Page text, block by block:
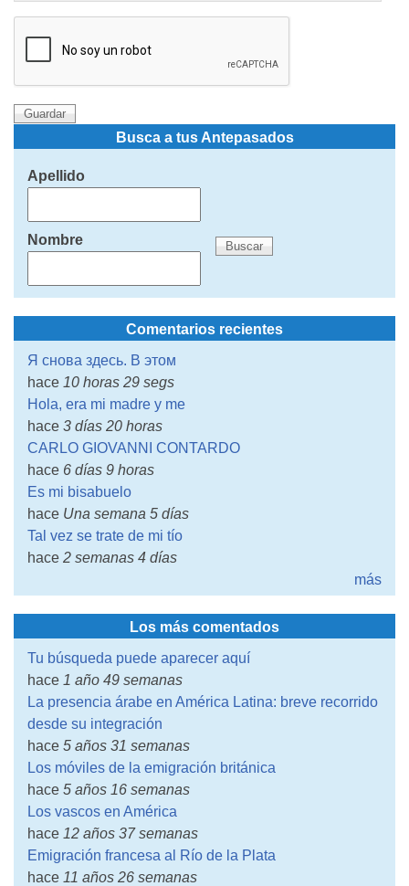
Busca a tus Antepasados
Apellido
Nombre
Comentarios recientes
Я снова здесь. В этом
hace 10 horas 29 segs
Hola, era mi madre y me
hace 3 días 20 horas
CARLO GIOVANNI CONTARDO
hace 6 días 9 horas
Es mi bisabuelo
hace Una semana 5 días
Tal vez se trate de mi tío
hace 2 semanas 4 días
más
Los más comentados
Tu búsqueda puede aparecer aquí
hace 1 año 49 semanas
La presencia árabe en América Latina: breve recorrido
desde su integración
hace 5 años 31 semanas
Los móviles de la emigración británica
hace 5 años 16 semanas
Los vascos en América
hace 12 años 37 semanas
Emigración francesa al Río de la Plata
hace 11 años 26 semanas